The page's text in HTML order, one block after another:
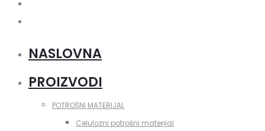
NASLOVNA
PROIZVODI
POTROŠNI MATERIJAL
Celulozni potrošni materijal